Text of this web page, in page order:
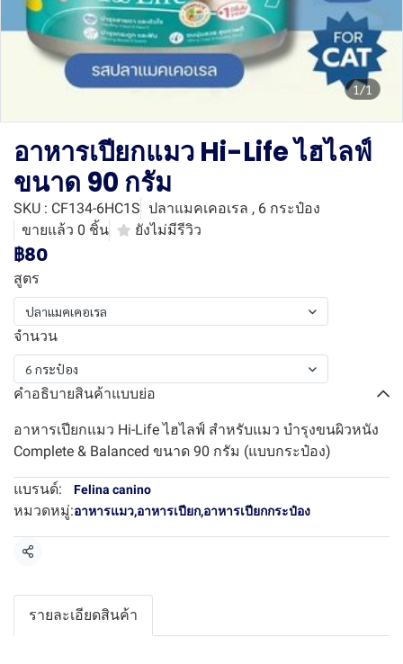
1/1
อาหารเปียกแมว Hi-Life ไฮไลฟ์
ขนาด 90 กรัม
SKU : CF134-6HC1S ปลาแมคเคอเรล , 6 กระป๋อง
ขายแล้ว 0 ชิ้น
ยังไม่มีรีวิว
฿80
สูตร
ปลาแมคเคอเรล
จำนวน
6 กระป๋อง
คำอธิบายสินค้าแบบย่อ
อาหารเปียกแมว Hi-Life ไฮไลฟ์ สำหรับแมว บำรุงขนผิวหนัง
Complete & Balanced ขนาด 90 กรัม (แบบกระป๋อง)
แบรนด์: Felina canino
หมวดหมู่:อาหารแมว,อาหารเปียก,อาหารเปียกกระป๋อง
แชร์
รายละเอียดสินค้า